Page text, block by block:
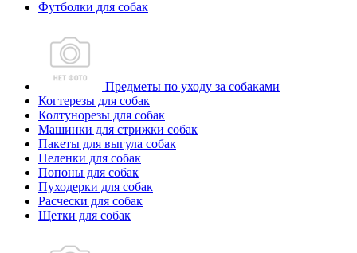
Футболки для собак
Предметы по уходу за собаками
Когтерезы для собак
Колтунорезы для собак
Машинки для стрижки собак
Пакеты для выгула собак
Пеленки для собак
Попоны для собак
Пуходерки для собак
Расчески для собак
Щетки для собак